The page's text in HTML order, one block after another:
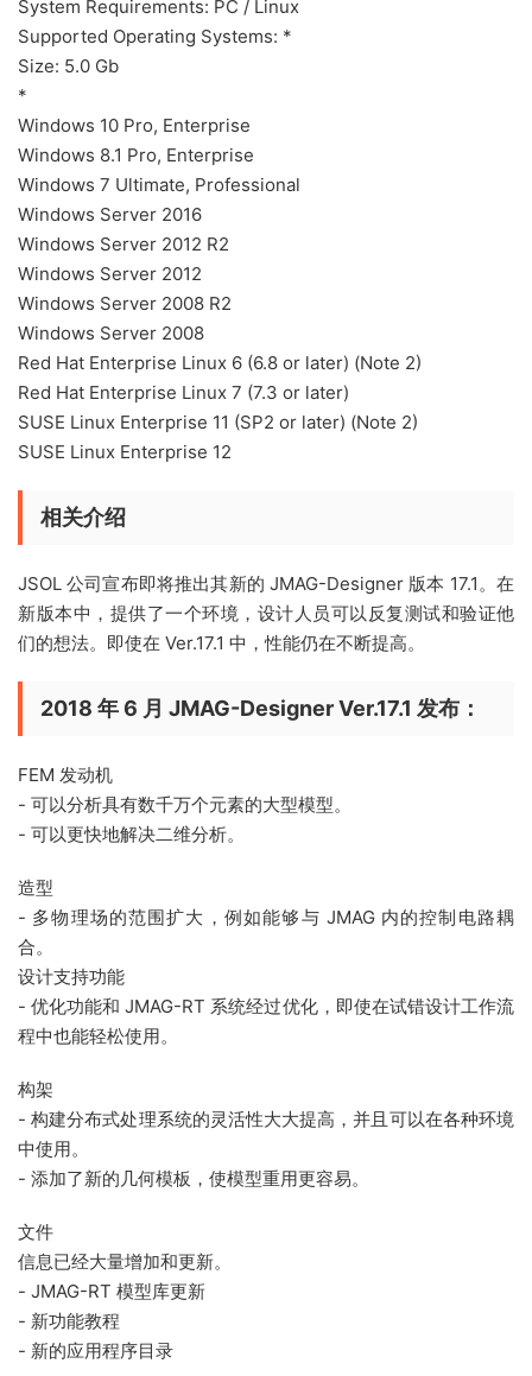
System Requirements: PC / Linux
Supported Operating Systems: *
Size: 5.0 Gb
*
Windows 10 Pro, Enterprise
Windows 8.1 Pro, Enterprise
Windows 7 Ultimate, Professional
Windows Server 2016
Windows Server 2012 R2
Windows Server 2012
Windows Server 2008 R2
Windows Server 2008
Red Hat Enterprise Linux 6 (6.8 or later) (Note 2)
Red Hat Enterprise Linux 7 (7.3 or later)
SUSE Linux Enterprise 11 (SP2 or later) (Note 2)
SUSE Linux Enterprise 12
相关介绍
JSOL 公司宣布即将推出其新的 JMAG-Designer 版本 17.1。在
新版本中，提供了一个环境，设计人员可以反复测试和验证他
们的想法。即使在 Ver.17.1 中，性能仍在不断提高。
2018 年 6 月 JMAG-Designer Ver.17.1 发布：
FEM 发动机
- 可以分析具有数千万个元素的大型模型。
- 可以更快地解决二维分析。
造型
- 多物理场的范围扩大，例如能够与 JMAG 内的控制电路耦
合。
设计支持功能
- 优化功能和 JMAG-RT 系统经过优化，即使在试错设计工作流
程中也能轻松使用。
构架
- 构建分布式处理系统的灵活性大大提高，并且可以在各种环境
中使用。
- 添加了新的几何模板，使模型重用更容易。
文件
信息已经大量增加和更新。
- JMAG-RT 模型库更新
- 新功能教程
- 新的应用程序目录